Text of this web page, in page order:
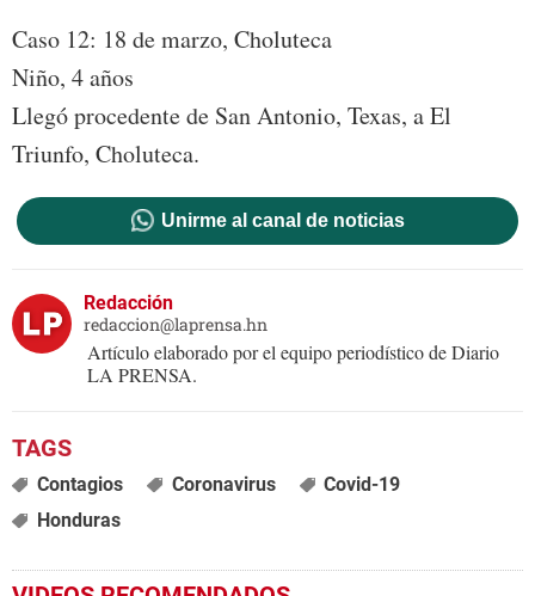
Caso 12: 18 de marzo, Choluteca
Niño, 4 años
Llegó procedente de San Antonio, Texas, a El
Triunfo, Choluteca.
Unirme al canal de noticias
Redacción
redaccion@laprensa.hn
Artículo elaborado por el equipo periodístico de Diario
LA PRENSA.
Contagios Coronavirus
Covid-19
Honduras